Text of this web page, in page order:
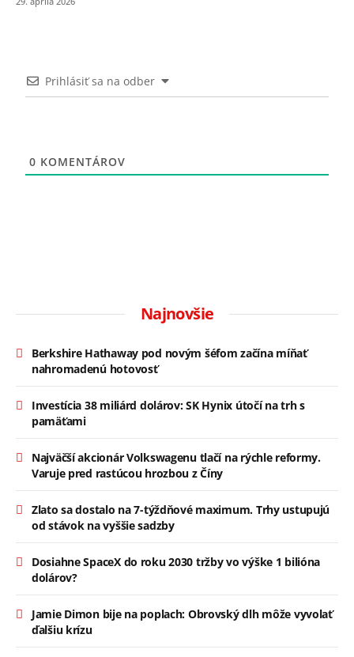
Prihlásiť sa na odber
0 KOMENTÁROV
Najnovšie
Berkshire Hathaway pod novým šéfom začína míňať
nahromadenú hotovosť
Investícia 38 miliárd dolárov: SK Hynix útočí na trh s
pamäťami
Najväčší akcionár Volkswagenu tlačí na rýchle reformy.
Varuje pred rastúcou hrozbou z Číny
Zlato sa dostalo na 7-týždňové maximum. Trhy ustupujú
od stávok na vyššie sadzby
Dosiahne SpaceX do roku 2030 tržby vo výške 1 bilióna
dolárov?
Jamie Dimon bije na poplach: Obrovský dlh môže vyvolať
ďalšiu krízu